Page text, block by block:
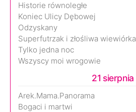
Historie równoległe
Koniec Ulicy Dębowej
Odzyskany
Superfutrzak i złośliwa wiewiórka
Tylko jedna noc
Wszyscy moi wrogowie
21 sierpnia
Arek.Mama.Panorama
Bogaci i martwi